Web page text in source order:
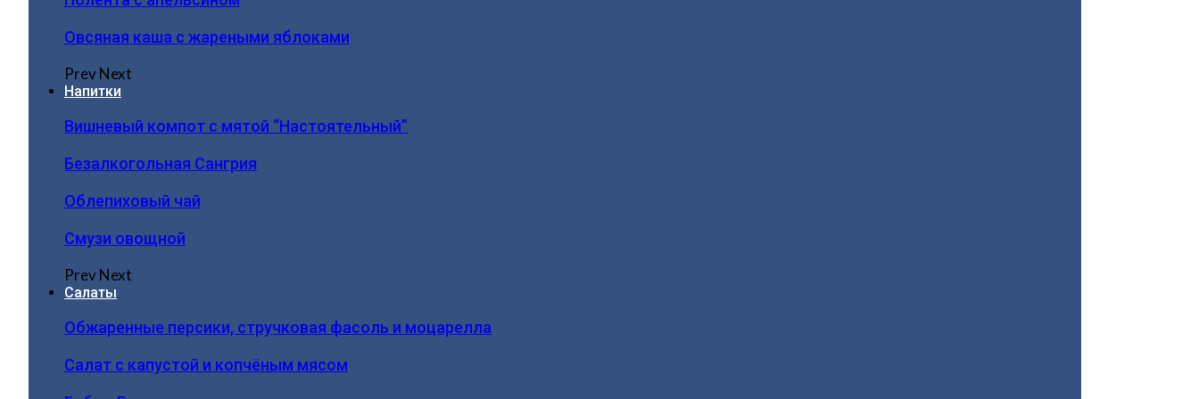
Овсяная каша с жареными яблоками
PrevNext
Напитки
Вишневый компот с мятой “Настоятельный”
Безалкогольная Сангрия
Облепиховый чай
Смузи овощной
PrevNext
Салаты
Обжаренные персики, стручковая фасоль и моцарелла
Салат с капустой и копчёным мясом